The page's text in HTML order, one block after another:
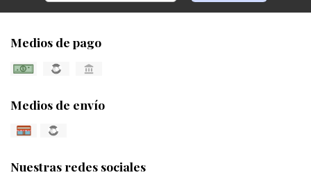
Medios de pago
Medios de envío
Nuestras redes sociales